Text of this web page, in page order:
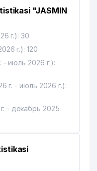
528 м
DK 567 м
641 м
"JASMIN
г.): 30
г.): 120
- июль 2026 г.):
г. - июль 2026 г.):
- декабрь 2025